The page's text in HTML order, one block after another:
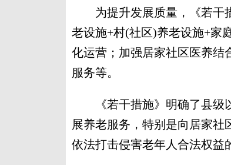
为提升发展质量，《若干措
老设施+村(社区)养老设施+家
化运营；加强居家社区医养结
服务等。
《若干措施》明确了县级以
展养老服务，特别是向居家社
依法打击侵害老年人合法权益